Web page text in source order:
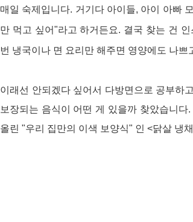
매일 숙제입니다. 거기다 아이들, 아이 아빠
만 먹고 싶어"라고 하거든요. 결국 찾는 건 인
번 냉국이나 면 요리만 해주면 영양에도 나
이래선 안되겠다 싶어서 다방면으로 공부하
보장되는 음식이 어떤 게 있을까 찾았습니다.
올린 "우리 집만의 이색 보양식" 인 <닭살 냉